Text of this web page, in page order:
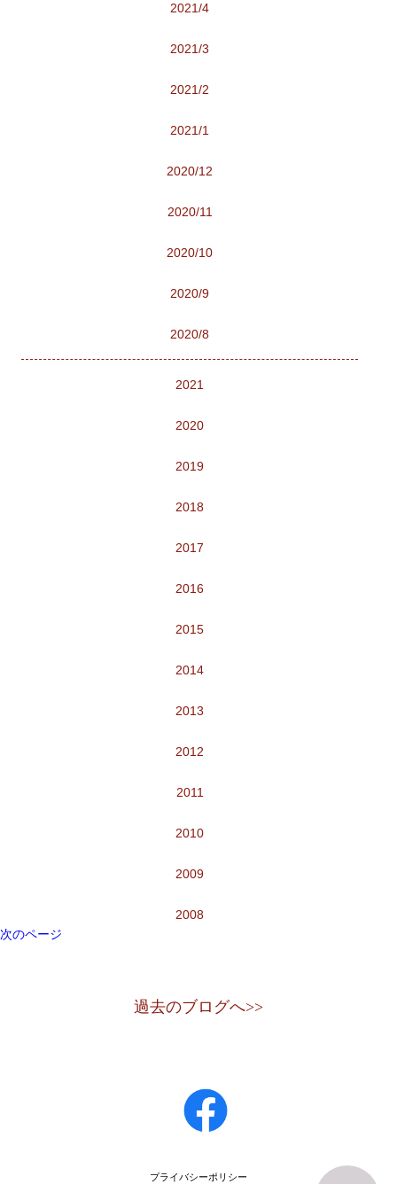
2021/4
2021/3
2021/2
2021/1
2020/12
2020/11
2020/10
2020/9
2020/8
2021
2020
2019
2018
2017
2016
2015
2014
2013
2012
2011
2010
2009
2008
次のページ
過去のブログへ>>
プライバシーポリシー